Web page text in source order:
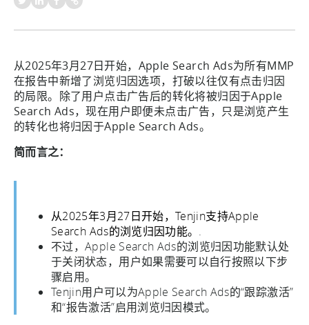
从2025年3月27日开始，Apple Search Ads为所有MMP
在报告中新增了浏览归因选项，打破以往仅有点击归因
的局限。除了用户点击广告后的转化将被归因于Apple
Search Ads，现在用户即便未点击广告，只是浏览产生
的转化也将归因于Apple Search Ads。
简而言之：
从2025年3月27日开始，Tenjin支持Apple
Search Ads的浏览归因功能。 .
不过，Apple Search Ads的浏览归因功能默认处
于关闭状态，用户如果需要可以自行按照以下步
骤启用。
Tenjin用户可以为Apple Search Ads的“跟踪激活”
和“报告激活”启用浏览归因模式。